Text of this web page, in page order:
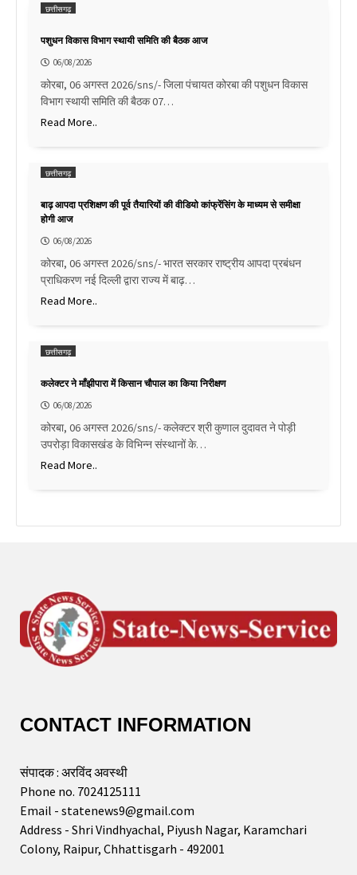
छत्तीसगढ़
पशुधन विकास विभाग स्थायी समिति की बैठक आज
06/08/2026
कोरबा, 06 अगस्त 2026/sns/- जिला पंचायत कोरबा की पशुधन विकास
विभाग स्थायी समिति की बैठक 07…
Read More..
छत्तीसगढ़
बाढ़ आपदा प्रशिक्षण की पूर्व तैयारियों की वीडियो कांफ्रेंसिंग के माध्यम से समीक्षा
होगी आज
06/08/2026
कोरबा, 06 अगस्त 2026/sns/- भारत सरकार राष्ट्रीय आपदा प्रबंधन
प्राधिकरण नई दिल्ली द्वारा राज्य में बाढ़…
Read More..
छत्तीसगढ़
कलेक्टर ने माँझीपारा में किसान चौपाल का किया निरीक्षण
06/08/2026
कोरबा, 06 अगस्त 2026/sns/- कलेक्टर श्री कुणाल दुदावत ने पोड़ी
उपरोड़ा विकासखंड के विभिन्न संस्थानों के…
Read More..
CONTACT INFORMATION
संपादक : अरविंद अवस्थी
Phone no. 7024125111
Email - statenews9@gmail.com
Address - Shri Vindhyachal, Piyush Nagar, Karamchari
Colony, Raipur, Chhattisgarh - 492001